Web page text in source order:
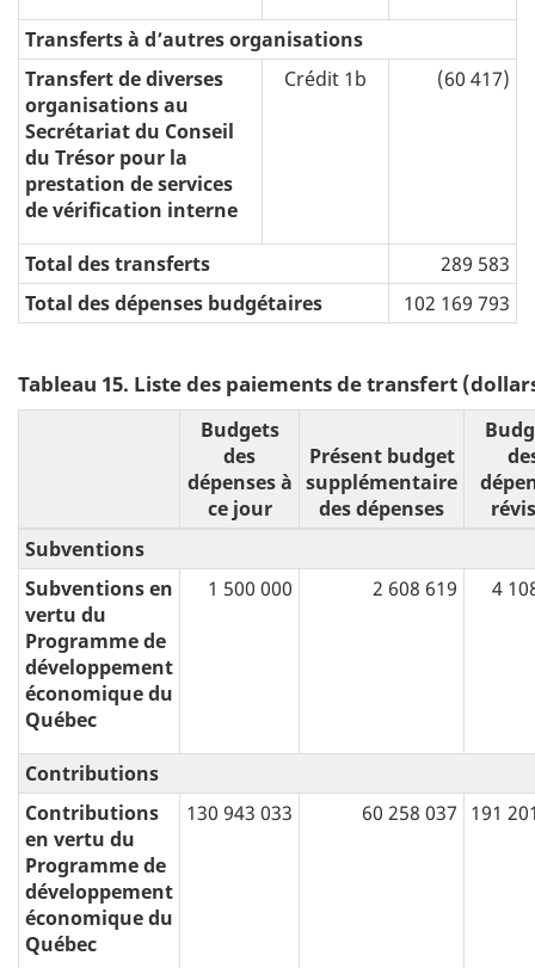
Transferts à d’autres organisations
Transfert de diverses
organisations au
Secrétariat du Conseil
du Trésor pour la
prestation de services
de vérification interne
Crédit 1b (60 417)
Total des transferts
289 583
Total des dépenses budgétaires
102 169 793
Tableau 15. Liste des paiements de transfert
Budgets
des
dépenses à
ce jour
Présent budget
supplémentaire
des dépenses
Subventions
Subventions en
vertu du
Programme de
développement
économique du
Québec
1 500 000 2 608 619 4
Contributions
Contributions
en vertu du
Programme de
développement
économique du
Québec
130 943 033 60 258 037 191